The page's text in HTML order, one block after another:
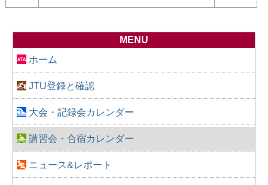
MENU
ホーム
JTU登録と確認
大会・記録会カレンダー
講習会・合宿カレンダー
ニュース&レポート